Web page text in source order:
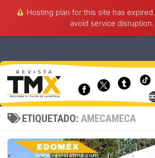
Hosting plan for this site has expired.
avoid service disruption.
ETIQUETADO: AMECAMECA